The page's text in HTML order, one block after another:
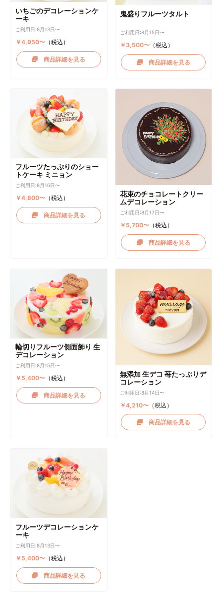
いちごのデコレーションケ
ーキ
ご利用日:8月13日〜
￥4,950〜（税込）
商品詳細を見る
鬼盛りフルーツタルト
ご利用日:8月15日〜
￥3,500〜 （税込）
商品詳細を見る
フルーツたっぷりのショー
トケーキ ミニョン
ご利用日:8月16日〜
￥4,800〜（税込）
商品詳細を見る
花束のチョコレートクリー
ムデコレーション
ご利用日:8月17日〜
￥5,700〜 （税込）
商品詳細を見る
輪切りフルーツ側面飾り 生
デコレーション
ご利用日:8月15日〜
￥5,400〜（税込）
商品詳細を見る
無添加 生デコ 苺たっぷりデ
コレーション
ご利用日:8月14日〜
￥4,210〜 （税込）
商品詳細を見る
フルーツデコレーションケ
ーキ
ご利用日:8月13日〜
￥5,400〜（税込）
商品詳細を見る